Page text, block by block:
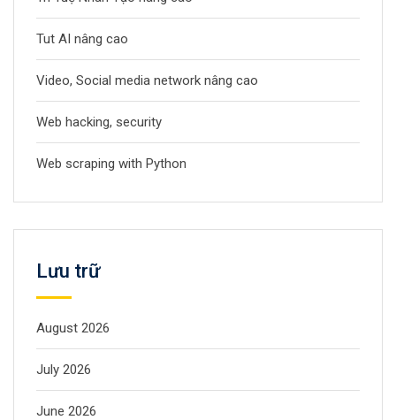
Tut AI nâng cao
Video, Social media network nâng cao
Web hacking, security
Web scraping with Python
Lưu trữ
August 2026
July 2026
June 2026